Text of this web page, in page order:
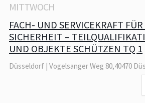
MITTWOCH
FACH- UND SERVICEKRAFT
SICHERHEIT –
UND OBJEKTE SCHÜTZEN TQ 1
Düsseldorf | Vogelsanger Weg 80,40470